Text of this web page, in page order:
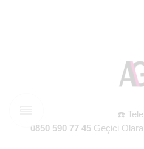
☎️
0850 590 77 45Geçici